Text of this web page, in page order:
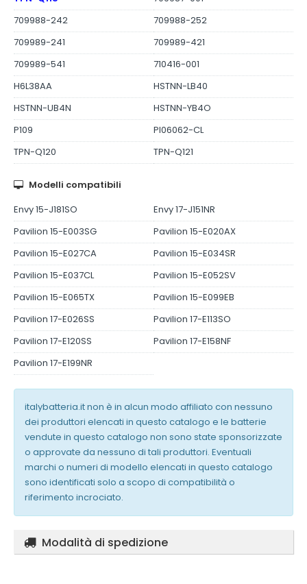
709988-242
709988-252
709989-241
709989-421
709989-541
710416-001
H6L38AA
HSTNN-LB40
HSTNN-UB4N
HSTNN-YB4O
P109
PI06062-CL
TPN-Q120
TPN-Q121
Modelli compatibili
Envy 15-J181SO
Envy 17-J151NR
Pavilion 15-E003SG
Pavilion 15-E020AX
Pavilion 15-E027CA
Pavilion 15-E034SR
Pavilion 15-E037CL
Pavilion 15-E052SV
Pavilion 15-E065TX
Pavilion 15-E099EB
Pavilion 17-E026SS
Pavilion 17-E113SO
Pavilion 17-E120SS
Pavilion 17-E158NF
Pavilion 17-E199NR
italybatteria.it non è in alcun modo affiliato con nessuno
dei produttori elencati in questo catalogo e le batterie
vendute in questo catalogo non sono state sponsorizzate
o approvate da nessuno di tali produttori. Eventuali
marchi o numeri di modello elencati in questo catalogo
sono identificati solo a scopo di compatibilità o
riferimento incrociato.
Modalità di spedizione